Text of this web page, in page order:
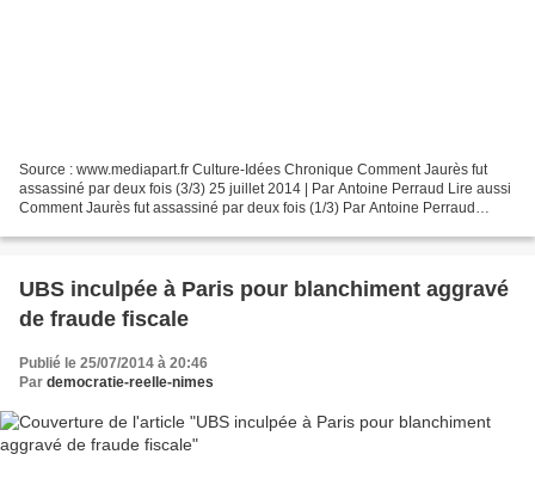
Source : www.mediapart.fr Culture-Idées Chronique Comment Jaurès fut
assassiné par deux fois (3/3) 25 juillet 2014 | Par Antoine Perraud Lire aussi
Comment Jaurès fut assassiné par deux fois (1/3) Par Antoine Perraud
UBS inculpée à Paris pour blanchiment aggravé
de fraude fiscale
Publié le 25/07/2014 à 20:46
Par democratie-reelle-nimes